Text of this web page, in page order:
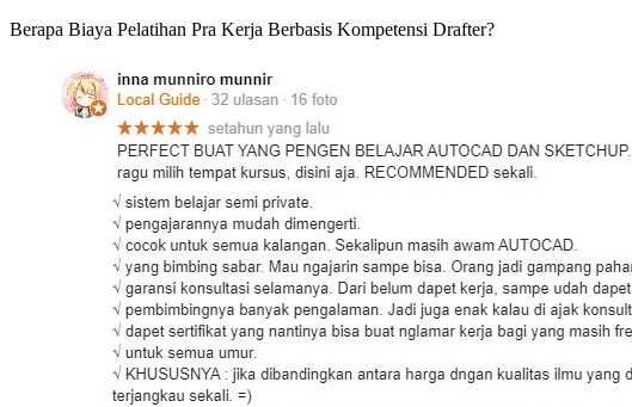
Berapa Biaya Pelatihan Pra Kerja Berbasis Kompetensi Drafter?